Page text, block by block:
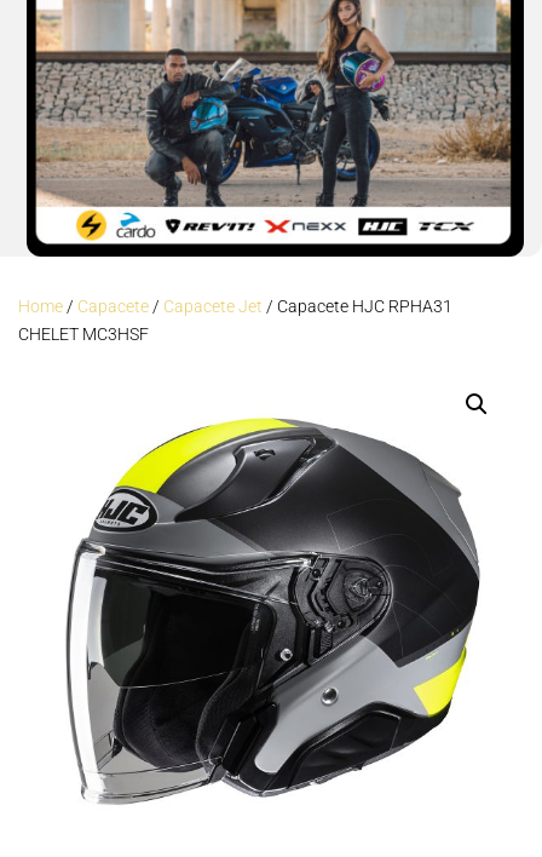
Home/ Capacete/ Capacete Jet / Capacete HJC RPHA31
CHELET MC3HSF